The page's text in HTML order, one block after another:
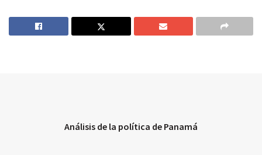
Análisis de la política de Panamá